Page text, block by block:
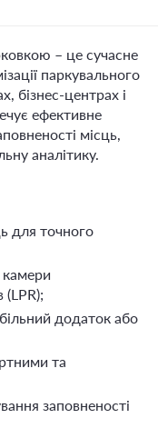
– це сучасне
паркувального
бізнес-центрах і
ефективне
місць,
аналітику.
для точного
(LPR);
додаток або
та
заповненості